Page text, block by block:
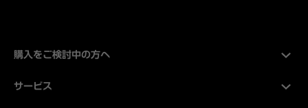
購入をご検討中の方へ
サービス